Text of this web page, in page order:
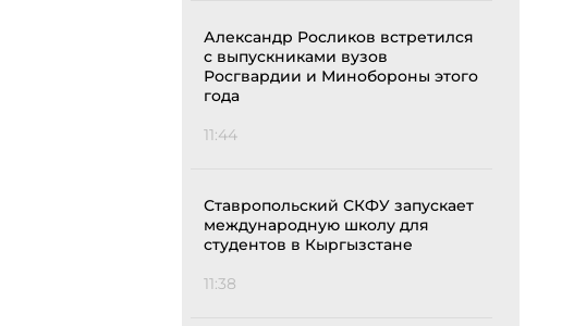
Александр Росликов встретился
с выпускниками вузов
Росгвардии и Минобороны этого
года
11:44
Ставропольский СКФУ запускает
международную школу для
студентов в Кыргызстане
11:38